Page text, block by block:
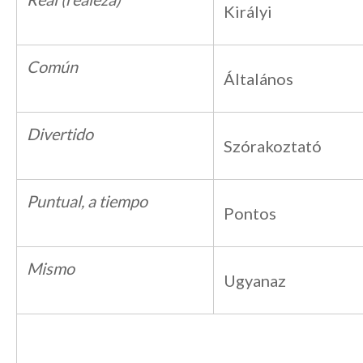
Királyi
Común
Általános
Divertido
Szórakoztató
Puntual, a tiempo
Pontos
Mismo
Ugyanaz